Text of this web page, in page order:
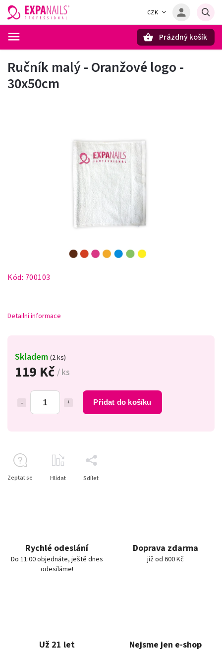
CZK
Prázdný košík
Ručník malý - Oranžové logo -
30x50cm
Kód: 700103
119 Kč / ks
Přidat do košíku
Skladem (2 ks)
Detailní informace
Zeptat se Hlídat Sdílet
Rychlé odeslání
Do 11:00 objednáte, ještě dnes
odesíláme!
Doprava zdarma
již od 600 Kč
Už 21 let Nejsme jen e-shop